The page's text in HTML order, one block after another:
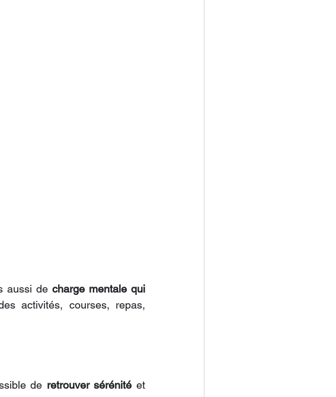
aussi de charge mentale qui
activités, courses, repas,
de retrouver sérénité